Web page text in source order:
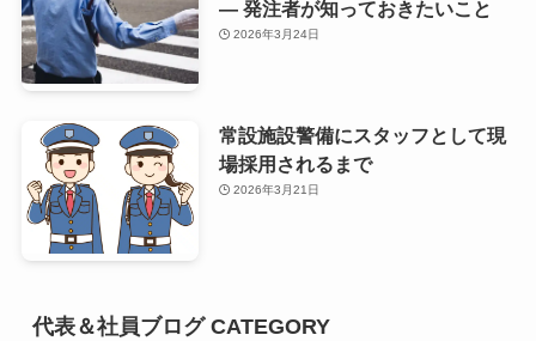
— 発注者が知っておきたいこと
2026年3月24日
常設施設警備にスタッフとして現
場採用されるまで
2026年3月21日
代表＆社員ブログ CATEGORY